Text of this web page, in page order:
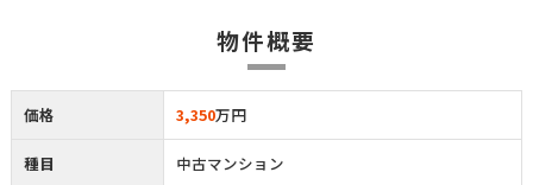
物件概要
価格 3,350万円
種目 中古マンション